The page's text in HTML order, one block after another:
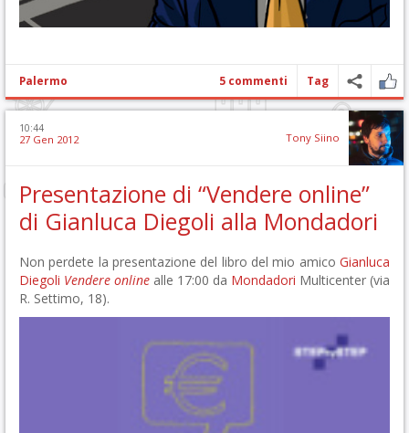
Palermo 5 commenti Tag
10:44
27 Gen 2012 Tony Siino
Presentazione di “Vendere online”
di Gianluca Diegoli alla Mondadori
Non perdete la presentazione del libro del mio amico Gianluca
Diegoli Vendere online alle 17:00 da Mondadori Multicenter (via
R. Settimo, 18).